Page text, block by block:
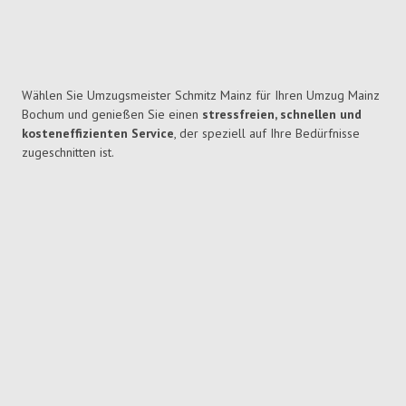
Wählen Sie Umzugsmeister Schmitz Mainz für Ihren Umzug Mainz
Bochum und genießen Sie einen stressfreien, schnellen und
kosteneffizienten Service, der speziell auf Ihre Bedürfnisse
zugeschnitten ist.